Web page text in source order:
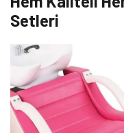
Setleri